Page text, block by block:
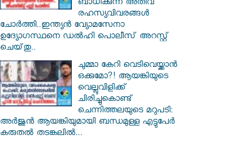
ബാധിക്കുന്ന അതീവ
രഹസ്യവിവരങ്ങൾ
ചോർത്തി..ഇന്ത്യൻ വ്യോമസേനാ
ഉദ്യോഗസ്ഥനെ ഡൽഹി പൊലീസ് അറസ്റ്റ്
ചെയ്‌തു..
ചുമ്മാ കേറി വെടിവെയ്ക്കാൻ
ഒക്കുമോ?! ആയങ്കിയുടെ
വെല്ലുവിളിക്ക്
ചിരിച്ചുകൊണ്ട്
ചെന്നിത്തലയുടെ മറുപടി:
അർജുൻ ആയങ്കിയുമായി ബന്ധമുള്ള എട്ടുപേർ
കരുതൽ തടങ്കലിൽ...